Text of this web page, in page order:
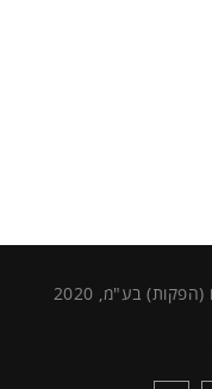
בע"מ, 2020